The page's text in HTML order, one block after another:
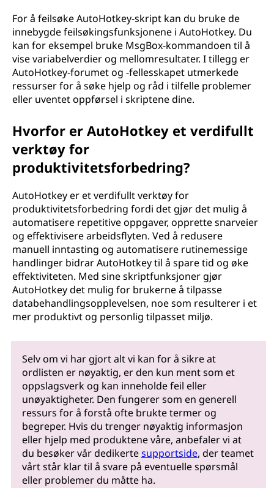
For å feilsøke AutoHotkey-skript kan du bruke de
innebygde feilsøkingsfunksjonene i AutoHotkey. Du
kan for eksempel bruke MsgBox-kommandoen til å
vise variabelverdier og mellomresultater. I tillegg er
AutoHotkey-forumet og -fellesskapet utmerkede
ressurser for å søke hjelp og råd i tilfelle problemer
eller uventet oppførsel i skriptene dine.
Hvorfor er AutoHotkey et verdifullt
verktøy for
produktivitetsforbedring?
AutoHotkey er et verdifullt verktøy for
produktivitetsforbedring fordi det gjør det mulig å
automatisere repetitive oppgaver, opprette snarveier
og effektivisere arbeidsflyten. Ved å redusere
manuell inntasting og automatisere rutinemessige
handlinger bidrar AutoHotkey til å spare tid og øke
effektiviteten. Med sine skriptfunksjoner gjør
AutoHotkey det mulig for brukerne å tilpasse
databehandlingsopplevelsen, noe som resulterer i et
mer produktivt og personlig tilpasset miljø.
Selv om vi har gjort alt vi kan for å sikre at
ordlisten er nøyaktig, er den kun ment som et
oppslagsverk og kan inneholde feil eller
unøyaktigheter. Den fungerer som en generell
ressurs for å forstå ofte brukte termer og
begreper. Hvis du trenger nøyaktig informasjon
eller hjelp med produktene våre, anbefaler vi at
du besøker vår dedikertesupportside, der teamet
vårt står klar til å svare på eventuelle spørsmål
eller problemer du måtte ha.